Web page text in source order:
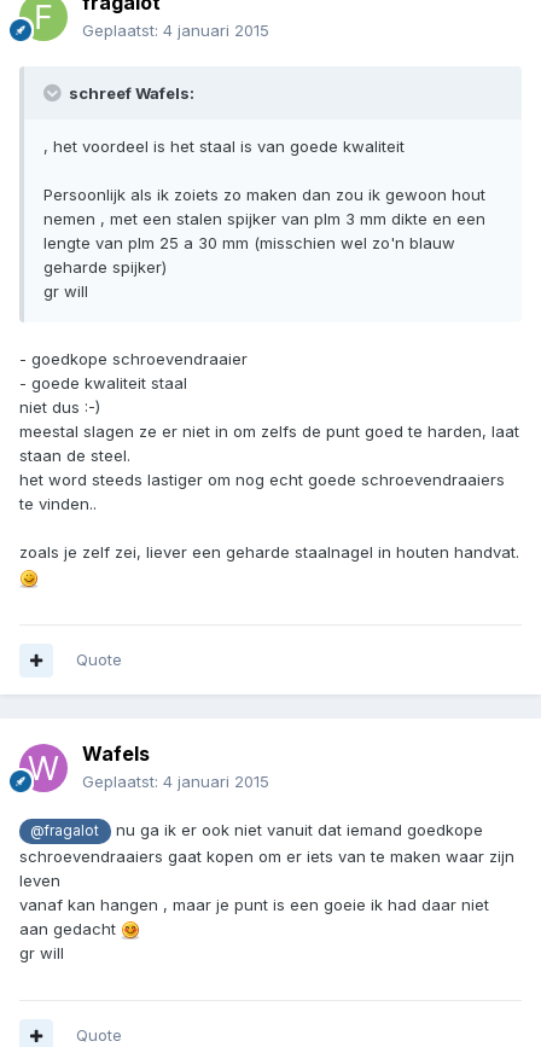
Geplaatst: 4 januari 2015
schreef Wafels:
, het voordeel is het staal is van goede kwaliteit
Persoonlijk als ik zoiets zo maken dan zou ik gewoon hout
nemen , met een stalen spijker van plm 3 mm dikte en een
lengte van plm 25 a 30 mm (misschien wel zo'n blauw
geharde spijker)
gr will
- goedkope schroevendraaier
- goede kwaliteit staal
niet dus :-)
meestal slagen ze er niet in om zelfs de punt goed te harden, laat
staan de steel.
het word steeds lastiger om nog echt goede schroevendraaiers
te vinden..
zoals je zelf zei, liever een geharde staalnagel in houten handvat.
Quote
Wafels
Geplaatst: 4 januari 2015
@fragalot
nu ga ik er ook niet vanuit dat iemand goedkope
schroevendraaiers gaat kopen om er iets van te maken waar zijn
leven
vanaf kan hangen , maar je punt is een goeie ik had daar niet
aan gedacht
gr will
Quote